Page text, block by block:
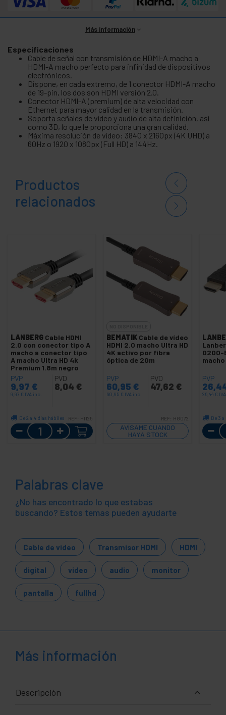
Más información
Especificaciones
Cable de señal con transmisión de HDMI-A macho a
HDMI-A macho perfecto para infinidad de dispositivos
electrónicos.
Dispone, en cada extremo, de 1 conector HDMI-A macho
de 19-pin, los dos son HDMI versión 2.0.
Conector HDMI-A (premium) de alta velocidad con
Ethernet para mayor calidad en la transmisión.
Soporta señales de vídeo y audio de alta definición, así
como 3D, lo que le proporciona una gran calidad.
Máxima resolución de vídeo: 3840 x 2160px (4K UHD) a
60Hz o 1920 x 1080px (Full HD) a 144Hz.
Productos
relacionados
LANBERG Cable HDMI
2.0 con conector tipo A
macho a conector tipo
A macho Ultra HD 4k
Premium 1.8m negro
PVP
9,97 €
9,97 € IVA inc.
PVD
8,04 €
De 2 a 4 días hábiles REF: HI125
Cantidad
BEMATIK Cable de vídeo
HDMI 2.0 macho Ultra HD
4K activo por fibra
óptica de 20m
PVP
60,95 €
60,95 € IVA inc.
PVD
47,62 €
REF: HG072
AVÍSAME CUANDO
HAYA STOCK
0200-
PVP
26,44 €
De 3
Palabras clave
¿No has encontrado lo que estabas
buscando? Estos temas pueden ayudarte
Cable de vídeo Transmisor HDMI HDMI
digital video audio monitor
pantalla fullhd
Más información
Descripción